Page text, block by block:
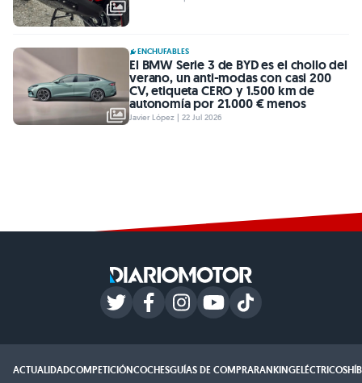
ENCHUFABLES
El BMW Serie 3 de BYD es el chollo del
verano, un anti-modas con casi 200
CV, etiqueta CERO y 1.500 km de
autonomía por 21.000 € menos
Javier López | 22 Jul 2026
ACTUALIDADCOMPETICIÓNCOCHESGUÍAS DE COMPRARANKINGELÉCTRICOS